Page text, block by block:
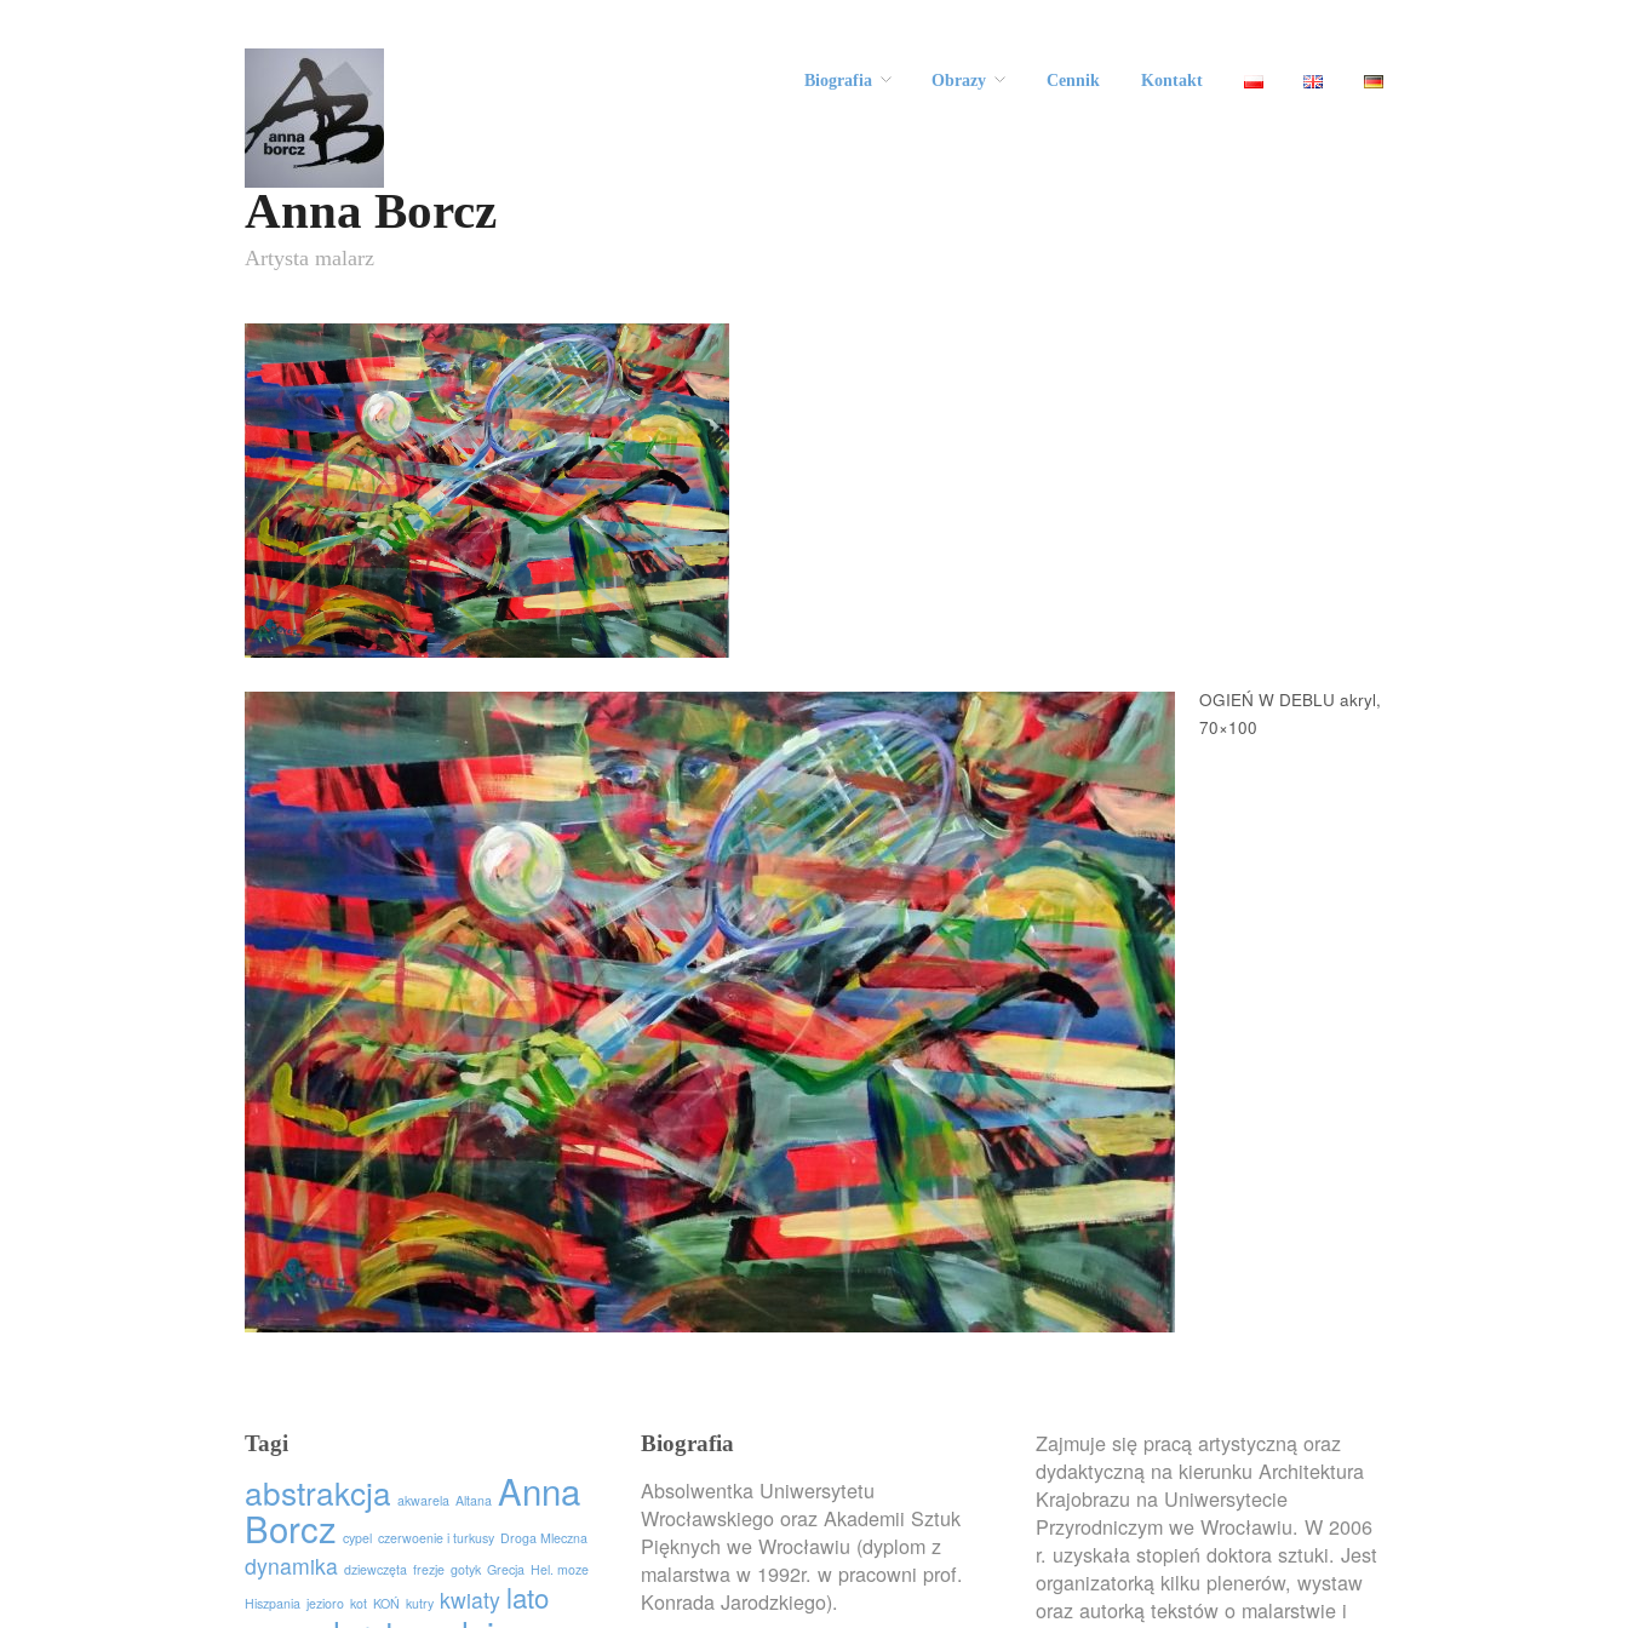
Anna Borcz
Artysta malarz
Biografia Obrazy Cennik Kontakt
OGIEŃ W DEBLU akryl,
70×100
Tagi
abstrakcja akwarela Altana Anna
Borcz cypel czerwoenie i turkusy Droga Mleczna
dynamika dziewczęta frezje gotyk Grecja Hel. moze
Hiszpania jezioro kot KOŃ kutry kwiaty lato
Biografia
Absolwentka Uniwersytetu
Wrocławskiego oraz Akademii Sztuk
Pięknych we Wrocławiu (dyplom z
malarstwa w 1992r. w pracowni prof.
Konrada Jarodzkiego).
Zajmuje się pracą artystyczną oraz
dydaktyczną na kierunku Architektura
Krajobrazu na Uniwersytecie
Przyrodniczym we Wrocławiu. W 2006
r. uzyskała stopień doktora sztuki. Jest
organizatorką kilku plenerów, wystaw
oraz autorką tekstów o malarstwie i